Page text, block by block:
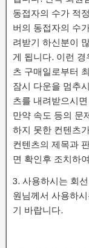
동접자의 수가 적
버의 동접자의 수
려받기 하신분이
게 됩니다. 이런
츠 구매일로부터
잠시 다운을 멈추
츠를 내려받으시
만약 속도 등의 문
하지 못한 컨텐츠
컨텐츠의 제목과
면 확인후 조치하
3. 사용하시는 회
원님께서 사용하
기 바랍니다.